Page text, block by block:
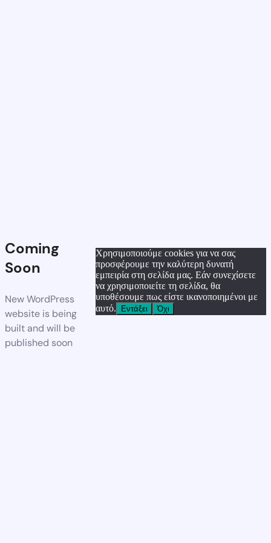
Coming
Soon
New WordPress
website is being
built and will be
published soon
Χρησιμοποιούμε cookies για να σας
προσφέρουμε την καλύτερη δυνατή
εμπειρία στη σελίδα μας. Εάν συνεχίσετε
να χρησιμοποιείτε τη σελίδα, θα
υποθέσουμε πως είστε ικανοποιημένοι με
αυτό.
Εντάξει Όχι